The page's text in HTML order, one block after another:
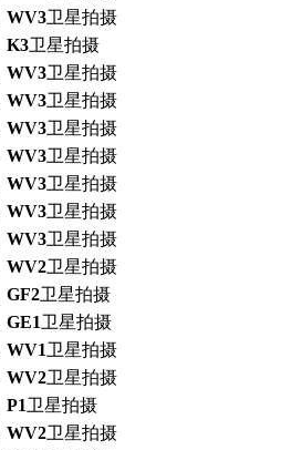
WV3卫星拍摄
K3卫星拍摄
WV3卫星拍摄
WV3卫星拍摄
WV3卫星拍摄
WV3卫星拍摄
WV3卫星拍摄
WV3卫星拍摄
WV3卫星拍摄
WV2卫星拍摄
GF2卫星拍摄
GE1卫星拍摄
WV1卫星拍摄
WV2卫星拍摄
P1卫星拍摄
WV2卫星拍摄